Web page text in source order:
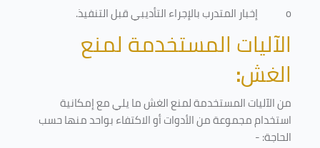
o
إخبار المتدرب بالإجراء التأديبي قبل التنفيذ.
الآليات المستخدمة لمنع
الغش:
من الآليات المستخدمة لمنع الغش ما يلي مع إمكانية
استخدام مجموعة من الأدوات أو الاكتفاء بواحد منها حسب
الحاجة: -